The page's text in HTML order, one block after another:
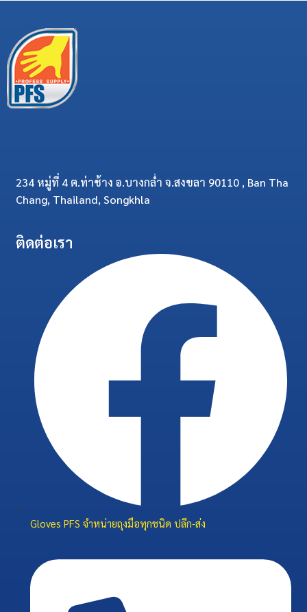
234 หมู่ที่ 4 ต.ท่าช้าง อ.บางกล่ำ จ.สงขลา 90110 , Ban Tha
Chang, Thailand, Songkhla
ติดต่อเรา
Gloves PFS จำหน่ายถุงมือทุกชนิด ปลีก-ส่ง